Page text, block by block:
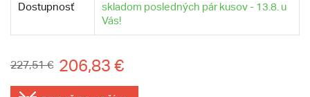
Dostupnosť
skladom posledných pár kusov - 13.8. u
Vás!
227,51 € 206,83 €